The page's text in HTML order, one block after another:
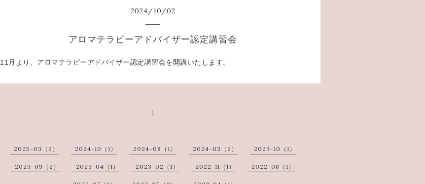
2024 /10 /02
アロマテラピーアドバイザー認定講習会
11月より、アロマテラピーアドバイザー認定講習会を開講いたします。
1
2025-03（2） 2024-10（1） 2024-08（1） 2024-03（2） 2023-10（1）
2023-09（2） 2023-04（1） 2023-02（1） 2022-11（1） 2022-08（1）